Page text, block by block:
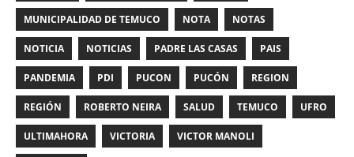
MUNICIPALIDAD DE TEMUCO NOTA NOTAS
NOTICIA NOTICIAS PADRE LAS CASAS PAIS
PANDEMIA PDI PUCON PUCÓN REGION
REGIÓN ROBERTO NEIRA SALUD TEMUCO UFRO
ULTIMAHORA VICTORIA VICTOR MANOLI